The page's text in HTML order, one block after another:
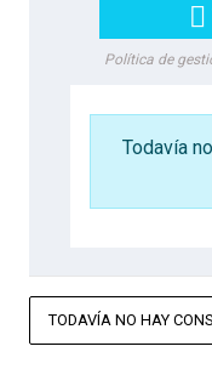

Política de
Todavía
TODAVÍA NO HAY